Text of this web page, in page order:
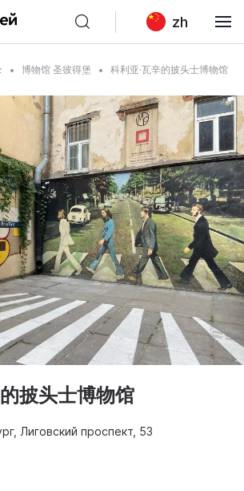
zh
博物馆 圣彼得堡 科利亚·瓦辛的披头士博物馆
披头士博物馆
Лиговский проспект, 53